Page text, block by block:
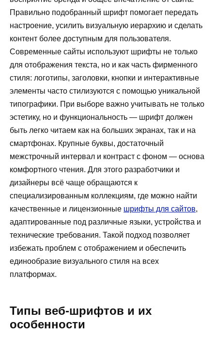
Правильно подобранный шрифт помогает передать
настроение, усилить визуальную иерархию и сделать
контент более доступным для пользователя.
Современные сайты используют шрифты не только
для отображения текста, но и как часть фирменного
стиля: логотипы, заголовки, кнопки и интерактивные
элементы часто стилизуются с помощью уникальной
типографики. При выборе важно учитывать не только
эстетику, но и функциональность — шрифт должен
быть легко читаем как на больших экранах, так и на
смартфонах. Крупные буквы, достаточный
межстрочный интервал и контраст с фоном — основа
комфортного чтения. Для этого разработчики и
дизайнеры всё чаще обращаются к
специализированным коллекциям, где можно найти
качественные и лицензионные шрифты для сайтов,
адаптированные под различные языки, устройства и
технические требования. Такой подход позволяет
избежать проблем с отображением и обеспечить
единообразие визуального стиля на всех
платформах.
Типы веб-шрифтов и их
особенности